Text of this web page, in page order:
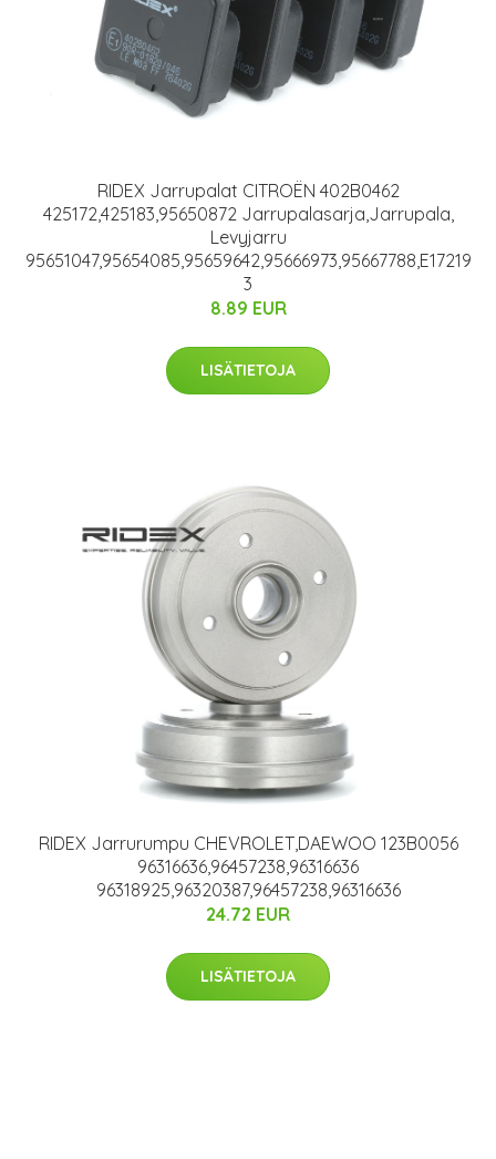
RIDEX Jarrupalat CITROËN 402B0462
425172,425183,95650872 Jarrupalasarja,Jarrupala,
Levyjarru
95651047,95654085,95659642,95666973,95667788,E17219
3
8.89 EUR
LISÄTIETOJA
RIDEX Jarrurumpu CHEVROLET,DAEWOO 123B0056
96316636,96457238,96316636
96318925,96320387,96457238,96316636
24.72 EUR
LISÄTIETOJA